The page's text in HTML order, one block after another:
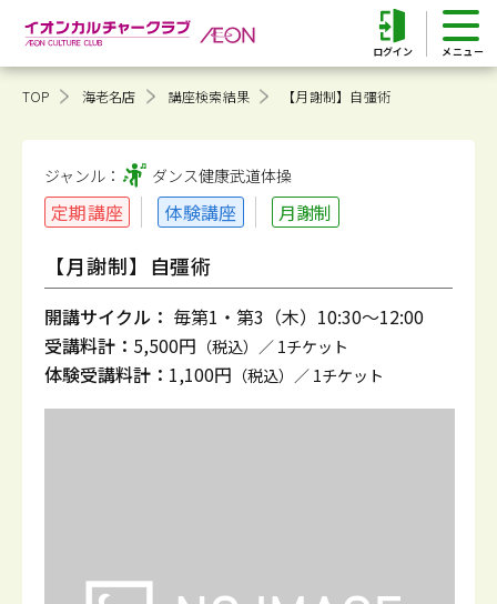
ログイン
TOP 海老名店 講座検索結果 【月謝制】自彊術
ジャンル： ダンス健康武道体操
定期講座 体験講座 月謝制
【月謝制】自彊術
開講サイクル： 毎第1・第3（木）10:30～12:00
受講料計： 5,500円 （税込）／ 1チケット
体験受講料計： 1,100円 （税込）／ 1チケット